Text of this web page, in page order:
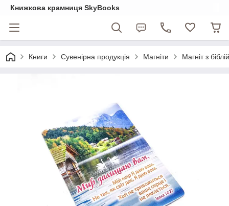
Книжкова крамниця SkyBooks
Книги Сувенірна продукція Магніти Магніт з